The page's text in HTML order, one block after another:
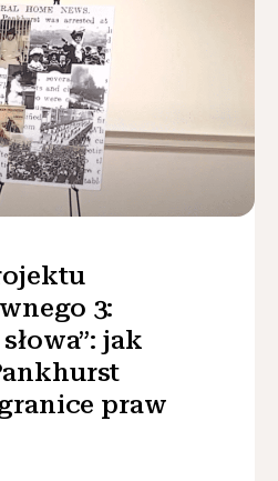
3:
jak
praw